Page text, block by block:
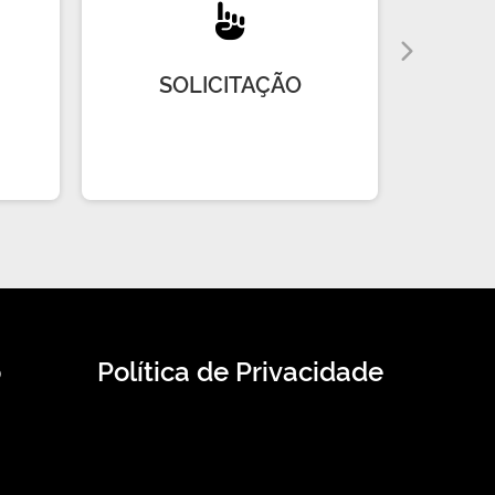
SOLICITAÇÃO
Política de Privacidade